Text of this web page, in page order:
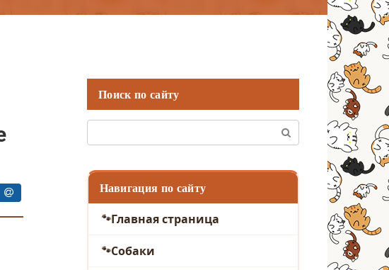
Поиск по сайту
Навигация по сайту
Главная страница
Собаки